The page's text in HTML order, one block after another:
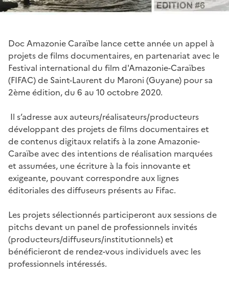
Doc Amazonie Caraïbe lance cette année un appel à
projets de films documentaires, en partenariat avec le
Festival international du film d'Amazonie-Caraïbes
(FIFAC) de Saint-Laurent du Maroni (Guyane) pour sa
2ème édition, du 6 au 10 octobre 2020.
Il s’adresse aux auteurs/réalisateurs/producteurs
développant des projets de films documentaires et
de contenus digitaux relatifs à la zone Amazonie-
Caraïbe avec des intentions de réalisation marquées
et assumées, une écriture à la fois innovante et
exigeante, pouvant correspondre aux lignes
éditoriales des diffuseurs présents au Fifac.
Les projets sélectionnés participeront aux sessions de
pitchs devant un panel de professionnels invités
(producteurs/diffuseurs/institutionnels) et
bénéficieront de rendez-vous individuels avec les
professionnels intéressés.